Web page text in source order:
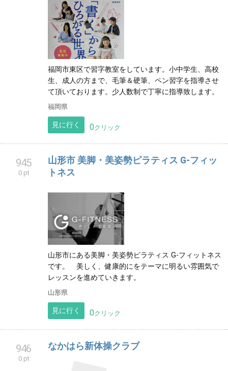
福岡市東区で習字教室をしています。小中学生、高校
生、成人の方まで、毛筆＆硬筆、ペン習字を指導させ
て頂いております。少人数制で丁寧に指導致します。
福岡県
見に行く 0クリック
945
0 pt
山形市 美脚・美姿勢ピラティス G-フィッ
トネス
山形市にある美脚・美姿勢ピラティス G-フィットネス
です。 美しく、健康的にをテーマに明るい雰囲気で
レッスンを進めていきます。
山形県
見に行く 0クリック
946
0 pt
なかはら新体操クラブ